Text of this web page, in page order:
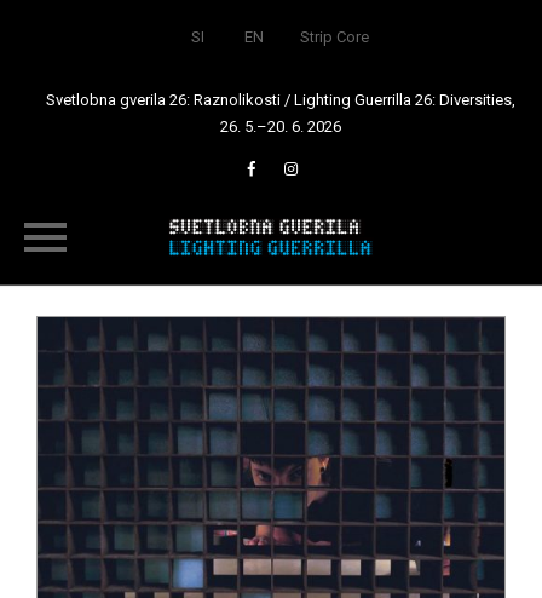
SI EN Strip Core
Svetlobna gverila 26: Raznolikosti / Lighting Guerrilla 26: Diversities,
26. 5.–20. 6. 2026
content